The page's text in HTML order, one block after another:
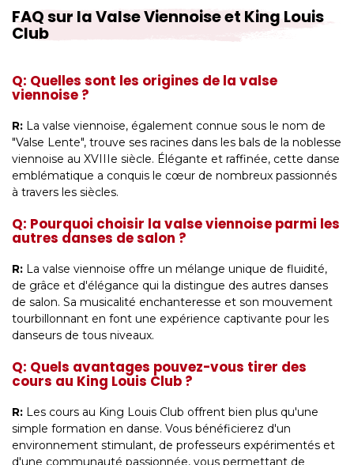
FAQ sur la Valse Viennoise et King Louis
Club
Q: Quelles sont les origines de la valse
viennoise ?
R: La valse viennoise, également connue sous le nom de
"Valse Lente", trouve ses racines dans les bals de la noblesse
viennoise au XVIIIe siècle. Élégante et raffinée, cette danse
emblématique a conquis le cœur de nombreux passionnés
à travers les siècles.
Q: Pourquoi choisir la valse viennoise parmi les
autres danses de salon ?
R: La valse viennoise offre un mélange unique de fluidité,
de grâce et d'élégance qui la distingue des autres danses
de salon. Sa musicalité enchanteresse et son mouvement
tourbillonnant en font une expérience captivante pour les
danseurs de tous niveaux.
Q: Quels avantages pouvez-vous tirer des
cours au King Louis Club ?
R: Les cours au King Louis Club offrent bien plus qu'une
simple formation en danse. Vous bénéficierez d'un
environnement stimulant, de professeurs expérimentés et
d'une communauté passionnée, vous permettant de